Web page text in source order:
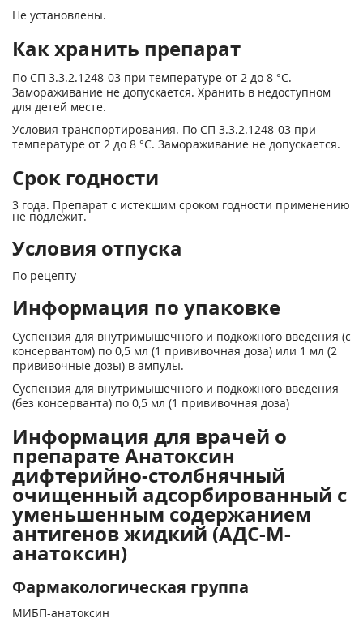
Не установлены.
Как хранить препарат
По СП 3.3.2.1248-03 при температуре от 2 до 8 °С.
Замораживание не допускается. Хранить в недоступном
для детей месте.
Условия транспортирования. По СП 3.3.2.1248-03 при
температуре от 2 до 8 °С. Замораживание не допускается.
Срок годности
3 года. Препарат с истекшим сроком годности применению
не подлежит.
Условия отпуска
По рецепту
Информация по упаковке
Суспензия для внутримышечного и подкожного введения (с
консервантом) по 0,5 мл (1 прививочная доза) или 1 мл (2
прививочные дозы) в ампулы.
Суспензия для внутримышечного и подкожного введения
(без консерванта) по 0,5 мл (1 прививочная доза)
Информация для врачей о
препарате Анатоксин
дифтерийно-столбнячный
очищенный адсорбированный c
уменьшенным содержанием
антигенов жидкий (АДС-М-
анатоксин)
Фармакологическая группа
МИБП-анатоксин